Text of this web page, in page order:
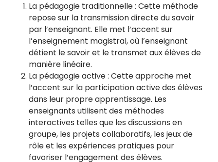
La pédagogie traditionnelle : Cette méthode
repose sur la transmission directe du savoir
par l’enseignant. Elle met l’accent sur
l’enseignement magistral, où l’enseignant
détient le savoir et le transmet aux élèves de
manière linéaire.
La pédagogie active : Cette approche met
l’accent sur la participation active des élèves
dans leur propre apprentissage. Les
enseignants utilisent des méthodes
interactives telles que les discussions en
groupe, les projets collaboratifs, les jeux de
rôle et les expériences pratiques pour
favoriser l’engagement des élèves.